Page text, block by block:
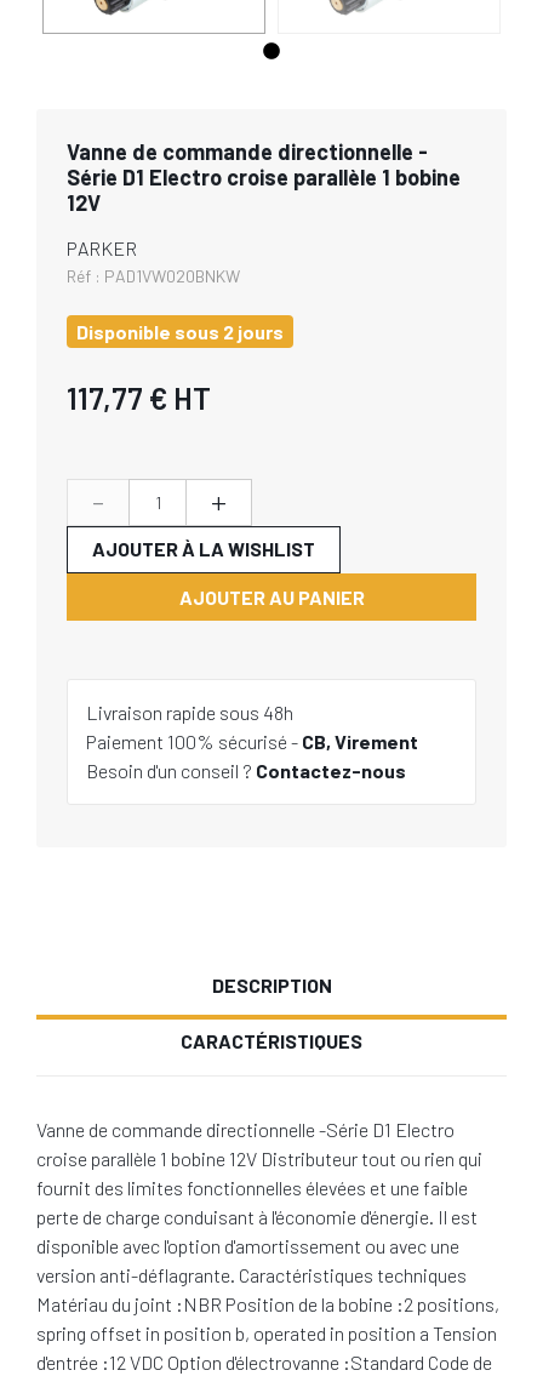
Vanne de commande directionnelle -
Série D1 Electro croise parallèle 1 bobine
12V
PARKER
Réf : PAD1VW020BNKW
Disponible sous 2 jours
117,77 € HT
- +
AJOUTER AU PANIER
AJOUTER À LA WISHLIST
Livraison rapide sous 48h
Paiement 100% sécurisé - CB, Virement
Besoin d'un conseil ? Contactez-nous
DESCRIPTION
CARACTÉRISTIQUES
Vanne de commande directionnelle -Série D1 Electro
croise parallèle 1 bobine 12V Distributeur tout ou rien qui
fournit des limites fonctionnelles élevées et une faible
perte de charge conduisant à l'économie d'énergie. Il est
disponible avec l'option d'amortissement ou avec une
version anti-déflagrante. Caractéristiques techniques
Matériau du joint :NBR Position de la bobine :2 positions,
spring offset in position b, operated in position a Tension
d'entrée :12 VDC Option d'électrovanne :Standard Code de